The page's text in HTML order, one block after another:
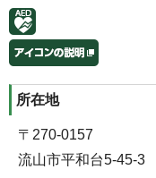
所在地
〒270-0157
流山市平和台5-45-3